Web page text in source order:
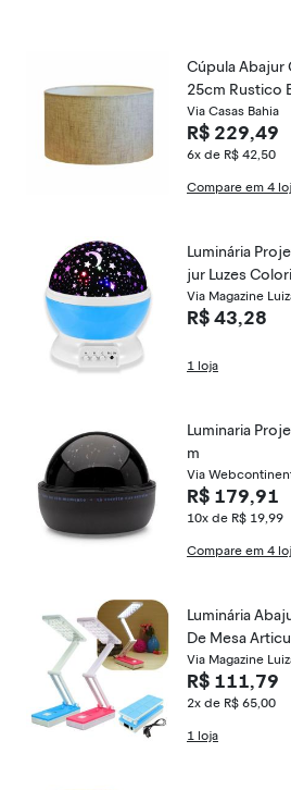
Cúpula Abajur
25cm Rustico
Via Casas Bahia
R$ 229,49
6x de R$ 42,50
Compare em 4
Luminária
jur Luzes
Via Magazine
R$ 43,28
1 loja
Luminaria
m
Via
R$ 179,91
10x de R$ 19,99
Compare em 4
Luminária
De Mesa
Via Magazine
R$ 111,79
2x de R$ 65,00
1 loja